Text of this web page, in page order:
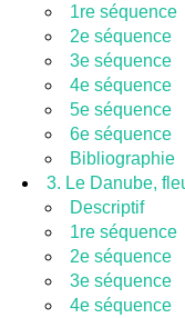
1re séquence
2e séquence
3e séquence
4e séquence
5e séquence
6e séquence
Bibliographie
3. Le Danube,
Descriptif
1re séquence
2e séquence
3e séquence
4e séquence